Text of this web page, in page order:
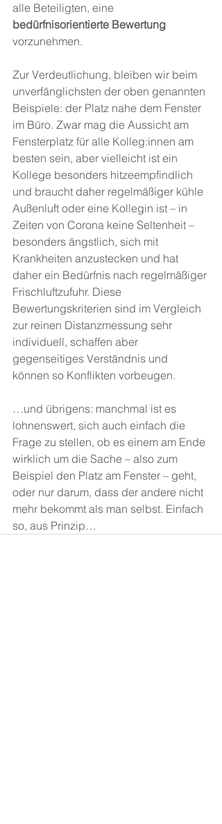
alle Beteiligten, eine
bedürfnisorientierte Bewertung
vorzunehmen.
Zur Verdeutlichung, bleiben wir beim
unverfänglichsten der oben genannten
Beispiele: der Platz nahe dem Fenster
im Büro. Zwar mag die Aussicht am
Fensterplatz für alle Kolleg:innen am
besten sein, aber vielleicht ist ein
Kollege besonders hitzeempfindlich
und braucht daher regelmäßiger kühle
Außenluft oder eine Kollegin ist – in
Zeiten von Corona keine Seltenheit –
besonders ängstlich, sich mit
Krankheiten anzustecken und hat
daher ein Bedürfnis nach regelmäßiger
Frischluftzufuhr. Diese
Bewertungskriterien sind im Vergleich
zur reinen Distanzmessung sehr
individuell, schaffen aber
gegenseitiges Verständnis und
können so Konflikten vorbeugen.
…und übrigens: manchmal ist es
lohnenswert, sich auch einfach die
Frage zu stellen, ob es einem am Ende
wirklich um die Sache – also zum
Beispiel den Platz am Fenster – geht,
oder nur darum, dass der andere nicht
mehr bekommt als man selbst. Einfach
so, aus Prinzip…